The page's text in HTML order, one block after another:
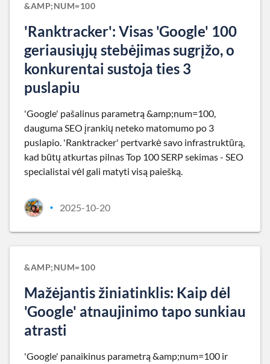
&AMP;NUM=100
'Ranktracker': Visas 'Google' 100
geriausiųjų stebėjimas sugrįžo, o
konkurentai sustoja ties 3
puslapiu
'Google' pašalinus parametrą &amp;num=100,
dauguma SEO įrankių neteko matomumo po 3
puslapio. 'Ranktracker' pertvarkė savo infrastruktūrą,
kad būtų atkurtas pilnas Top 100 SERP sekimas - SEO
specialistai vėl gali matyti visą paiešką.
• 2025-10-20
&AMP;NUM=100
Mažėjantis žiniatinklis: Kaip dėl
'Google' atnaujinimo tapo sunkiau
atrasti
'Google' panaikinus parametrą &amp;num=100 ir